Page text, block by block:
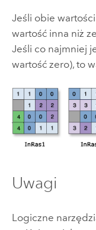
Jeśli obie
wartość inna niż
Jeśli co najmniej
wartość zero), to
Uwagi
Logiczne